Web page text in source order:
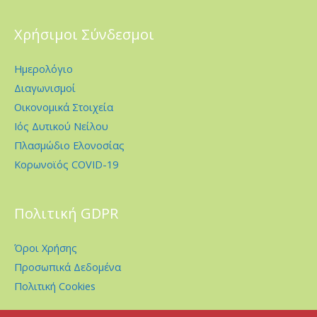
Χρήσιμοι Σύνδεσμοι
Ημερολόγιο
Διαγωνισμοί
Οικονομικά Στοιχεία
Ιός Δυτικού Νείλου
Πλασμώδιο Ελονοσίας
Κορωνοϊός COVID-19
Πολιτική GDPR
Όροι Χρήσης
Προσωπικά Δεδομένα
Πολιτική Cookies